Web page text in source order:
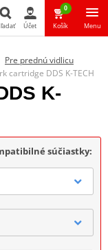
Hľadať
Účet
0
Košík Menu
Pre prednú vidlicu
cartridge DDS K-TECH
K-
súčiastky: